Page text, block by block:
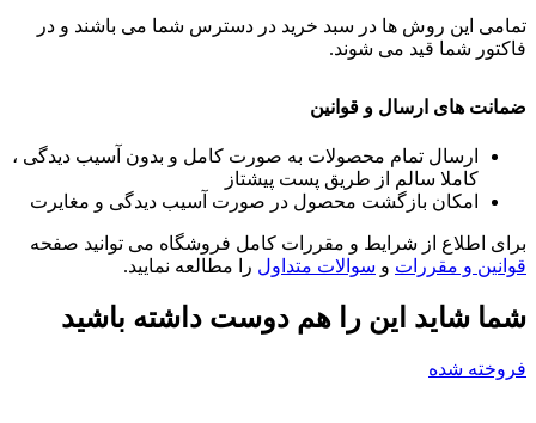
تمامی این روش ها در سبد خرید در دسترس شما می باشند و در
فاکتور شما قید می شوند.
ضمانت های ارسال و قوانین
ارسال تمام محصولات به صورت کامل و بدون آسیب دیدگی ،
کاملا سالم از طریق پست پیشتاز
امکان بازگشت محصول در صورت آسیب دیدگی و مغایرت
برای اطلاع از شرایط و مقررات کامل فروشگاه می توانید صفحه
قوانین و مقررات و سوالات متداول را مطالعه نمایید.
شما شاید این را هم دوست داشته باشید
فروخته شده